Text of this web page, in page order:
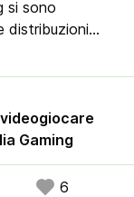
si sono
distribuzioni
con più o
in
Gaming
6